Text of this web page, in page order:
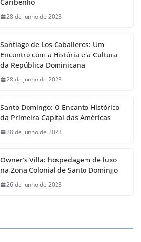
Caribenho
28 de junho de 2023
Santiago de Los Caballeros: Um
Encontro com a História e a Cultura
da República Dominicana
28 de junho de 2023
Santo Domingo: O Encanto Histórico
da Primeira Capital das Américas
28 de junho de 2023
Owner’s Villa: hospedagem de luxo
na Zona Colonial de Santo Domingo
26 de junho de 2023